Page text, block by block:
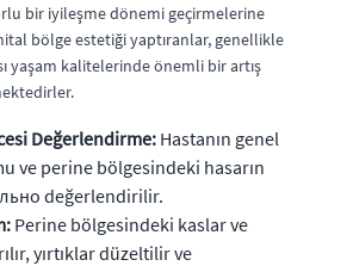
bir iyileşme dönemi geçirmelerine
bölge estetiği yaptıranlar, genellikle
yaşam kalitelerinde önemli bir artış
Değerlendirme:Hastanın genel
ve perine bölgesindeki hasarın
değerlendirilir.
Perine bölgesindeki kaslar ve
yırtıklar düzeltilir ve